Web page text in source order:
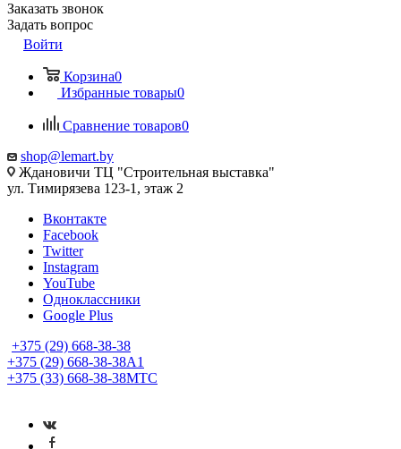
Заказать звонок
Задать вопрос
Войти
Корзина0
Избранные товары0
Сравнение товаров0
shop@lemart.by
Ждановичи ТЦ "Строительная выставка"
ул. Тимирязева 123-1, этаж 2
Вконтакте
Facebook
Twitter
Instagram
YouTube
Одноклассники
Google Plus
+375 (29) 668-38-38
+375 (29) 668-38-38A1
+375 (33) 668-38-38МТС